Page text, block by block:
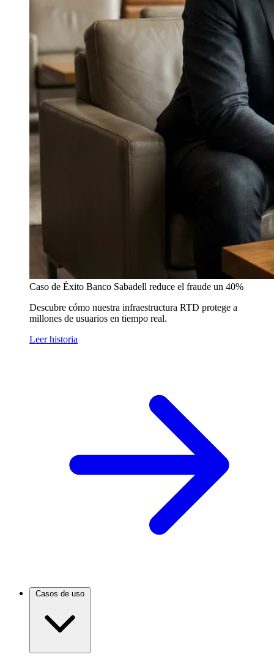
Caso de Éxito Banco Sabadell reduce el fraude un 40%
Descubre cómo nuestra infraestructura RTD protege a
millones de usuarios en tiempo real.
Leer historia
Casos de uso